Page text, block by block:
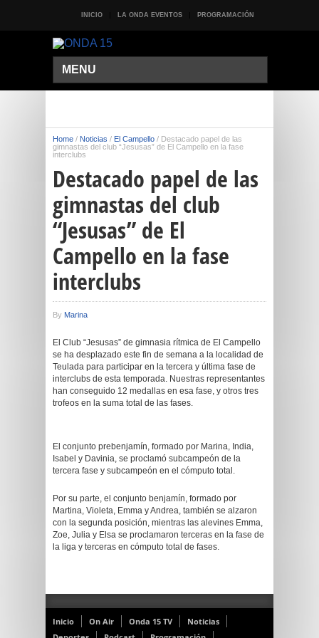
INICIO LA ONDA EVENTOS PROGRAMACIÓN
MENU
Home / Noticias / El Campello / Destacado papel de las
gimnastas del club “Jesusas” de El Campello en la fase
interclubs
Destacado papel de las
gimnastas del club
“Jesusas” de El
Campello en la fase
interclubs
By Marina
El Club “Jesusas” de gimnasia rítmica de El Campello
se ha desplazado este fin de semana a la localidad de
Teulada para participar en la tercera y última fase de
interclubs de esta temporada. Nuestras representantes
han conseguido 12 medallas en esa fase, y otros tres
trofeos en la suma total de las fases.
El conjunto prebenjamín, formado por Marina, India,
Isabel y Davinia, se proclamó subcampeón de la
tercera fase y subcampeón en el cómputo total.
Por su parte, el conjunto benjamín, formado por
Martina, Violeta, Emma y Andrea, también se alzaron
con la segunda posición, mientras las alevines Emma,
Zoe, Julia y Elsa se proclamaron terceras en la fase de
la liga y terceras en cómputo total de fases.
Inicio On Air Onda 15 TV
Noticias